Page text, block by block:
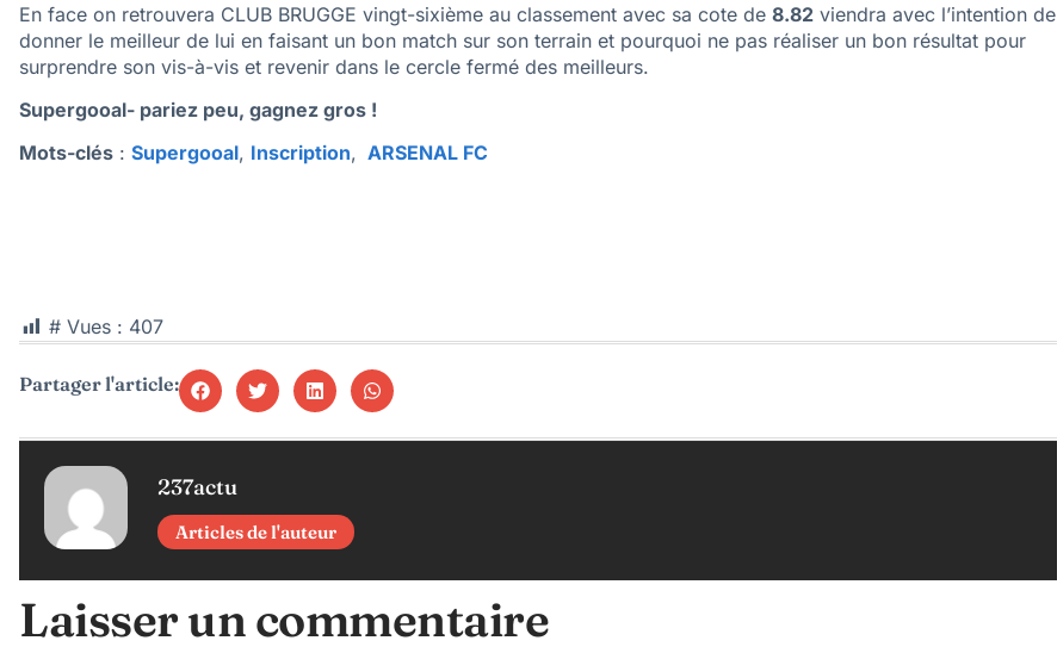
En face on retrouvera CLUB BRUGGE vingt-sixième au classement avec sa cote de 8.82 viendra avec l’intention de
donner le meilleur de lui en faisant un bon match sur son terrain et pourquoi ne pas réaliser un bon résultat pour
surprendre son vis-à-vis et revenir dans le cercle fermé des meilleurs.
Supergooal- pariez peu, gagnez gros !
Mots-clés : Supergooal, Inscription, ARSENAL FC
# Vues : 407
Partager l'article:
237actu
Articles de l'auteur
Laisser un commentaire